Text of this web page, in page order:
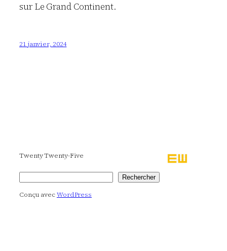
sur Le Grand Continent.
21 janvier, 2024
Twenty Twenty-Five
Rechercher Rechercher
Conçu avecWordPress